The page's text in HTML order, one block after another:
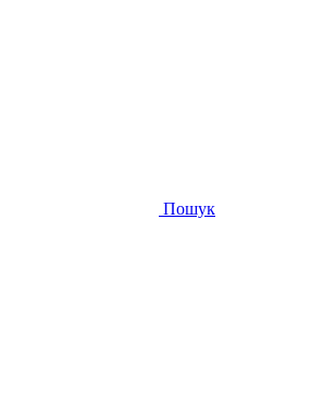
Пошук